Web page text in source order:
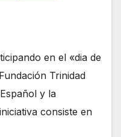
en el «dia de
Trinidad
y la
consiste en